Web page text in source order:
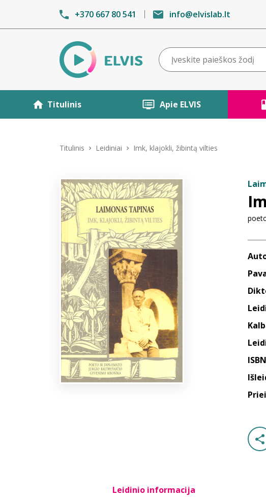
+370 667 80 541 info@elvislab.lt
Titulinis Apie ELVIS
Titulinis Leidiniai Imk, klajokli, žibintą vilties
Leidinio informacija